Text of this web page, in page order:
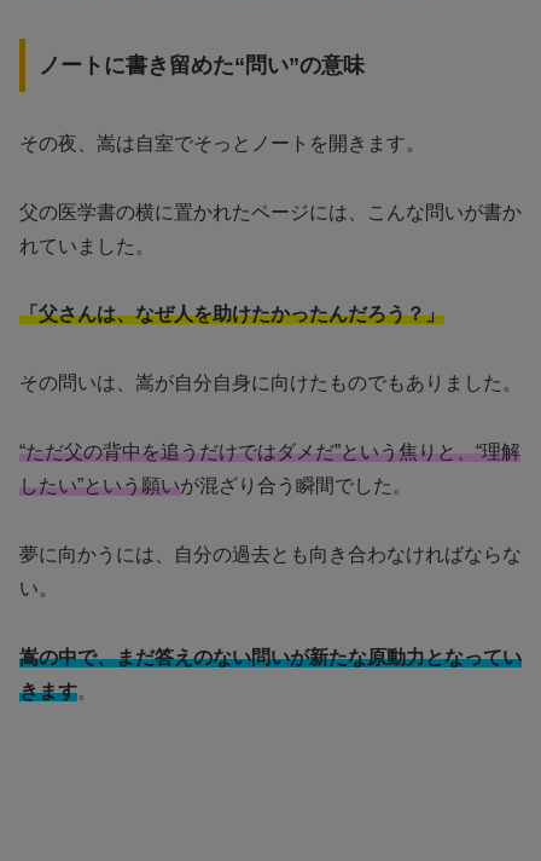
ノートに書き留めた“問い”の意味
その夜、嵩は自室でそっとノートを開きます。
父の医学書の横に置かれたページには、こんな問いが書か
れていました。
「父さんは、なぜ人を助けたかったんだろう？」
その問いは、嵩が自分自身に向けたものでもありました。
“ただ父の背中を追うだけではダメだ”という焦りと、“理解
したい”という願いが混ざり合う瞬間でした。
夢に向かうには、自分の過去とも向き合わなければならな
い。
嵩の中で、まだ答えのない問いが新たな原動力となってい
きます。